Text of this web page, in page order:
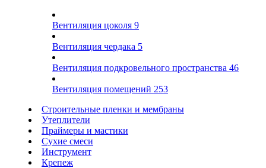
Вентиляция цоколя 9
Вентиляция чердака 5
Вентиляция подкровельного пространства 46
Вентиляция помещений 253
Строительные пленки и мембраны
Утеплители
Праймеры и мастики
Сухие смеси
Инструмент
Крепеж